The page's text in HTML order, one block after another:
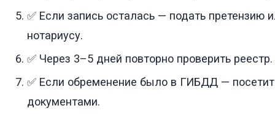
✅ Если запись осталась — подать претензию
нотариусу.
✅ Через 3–5 дней повторно проверить реестр.
✅ Если обременение было в ГИБДД —
документами.